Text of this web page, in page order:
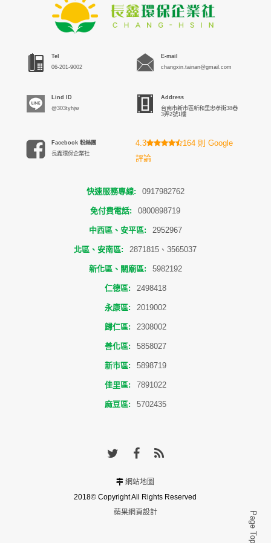
Page Top
Tel
06-201-9002
E-mail
changxin.tainan@gmail.com
Lind ID
@303tyhjw
Address
台南市新市區新和里忠孝街38巷
3弄2號1樓
Facebook 粉絲團
長鑫環保企業社
4.3
164 則 Google
評論
快速服務專線: 0917982762
免付費電話: 0800898719
中西區、安平區: 2952967
北區、安南區: 2871815、3565037
新化區、關廟區: 5982192
仁德區: 2498418
永康區: 2019002
歸仁區: 2308002
善化區: 5858027
新市區: 5898719
佳里區: 7891022
麻豆區: 5702435
網站地圖
2018© Copyright All Rights Reserved
蘋果網頁設計